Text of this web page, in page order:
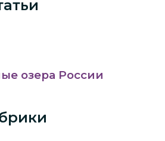
озера России